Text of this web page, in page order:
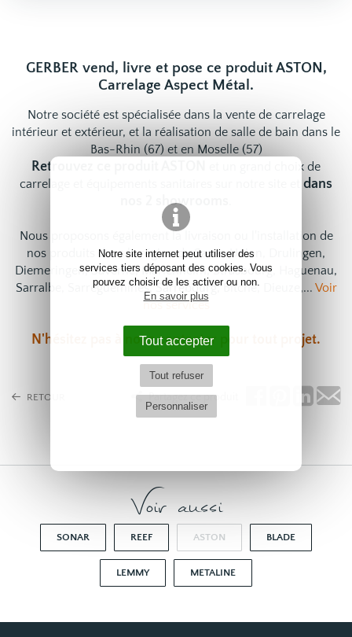
Notre site internet peut utiliser des
services tiers déposant des cookies. Vous
pouvez choisir de les activer ou non.
En savoir plus
Tout accepter
Tout refuser
Personnaliser
GERBER vend, livre et pose ce produit ASTON,
Carrelage Aspect Métal.
Notre société est spécialisée dans la vente de carrelage
intérieur et extérieur, et la réalisation de salle de bain dans le
Bas-Rhin (67) et en Moselle (57)
Retrouvez ce produit ASTON
et un grand choix de
carrelage
dans
nos 2 showrooms
Nous proposons également la livraison ou l'installation de
nos produits dans la région de Sarre-Union, Drulingen,
Diemeringen, Saverne, Marlenheim, Strasbourg, Haguenau,
Sarralbe, Sarreguemines, Sarrebourg, Bitche, Dieuze,... Voir
nos services
N'hésitez pas à nous contacter pour tout projet.
RETOUR Partagez ce produit
Voir aussi
SONAR REEF ASTON BLADE
LEMMY METALINE